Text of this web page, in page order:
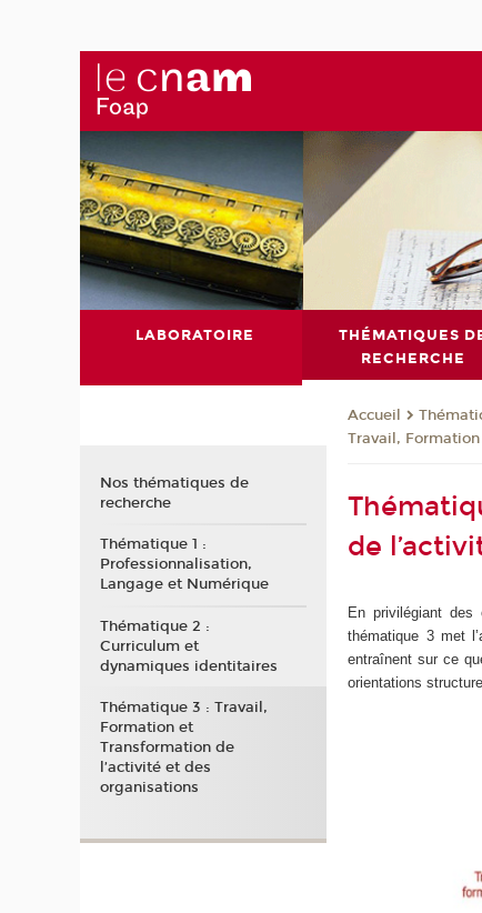
LABORATOIRE
THÉMATIQUES
RECHERCHE
Accueil
Travail,
de
En privilégiant des
thématique 3 met
entraînent sur ce
orientations
Nos thématiques de
recherche
Thématique 1 :
Professionnalisation,
Langage et Numérique
Thématique 2 :
Curriculum et
dynamiques identitaires
Thématique 3 : Travail,
Formation et
Transformation de
l’activité et des
organisations